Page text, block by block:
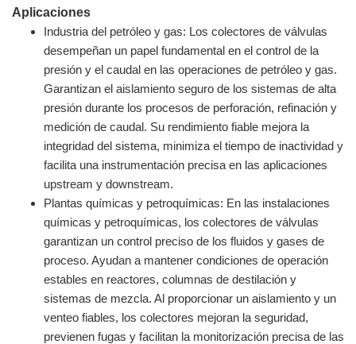
Aplicaciones
Industria del petróleo y gas: Los colectores de válvulas
desempeñan un papel fundamental en el control de la
presión y el caudal en las operaciones de petróleo y gas.
Garantizan el aislamiento seguro de los sistemas de alta
presión durante los procesos de perforación, refinación y
medición de caudal. Su rendimiento fiable mejora la
integridad del sistema, minimiza el tiempo de inactividad y
facilita una instrumentación precisa en las aplicaciones
upstream y downstream.
Plantas químicas y petroquímicas: En las instalaciones
químicas y petroquímicas, los colectores de válvulas
garantizan un control preciso de los fluidos y gases de
proceso. Ayudan a mantener condiciones de operación
estables en reactores, columnas de destilación y
sistemas de mezcla. Al proporcionar un aislamiento y un
venteo fiables, los colectores mejoran la seguridad,
previenen fugas y facilitan la monitorización precisa de las